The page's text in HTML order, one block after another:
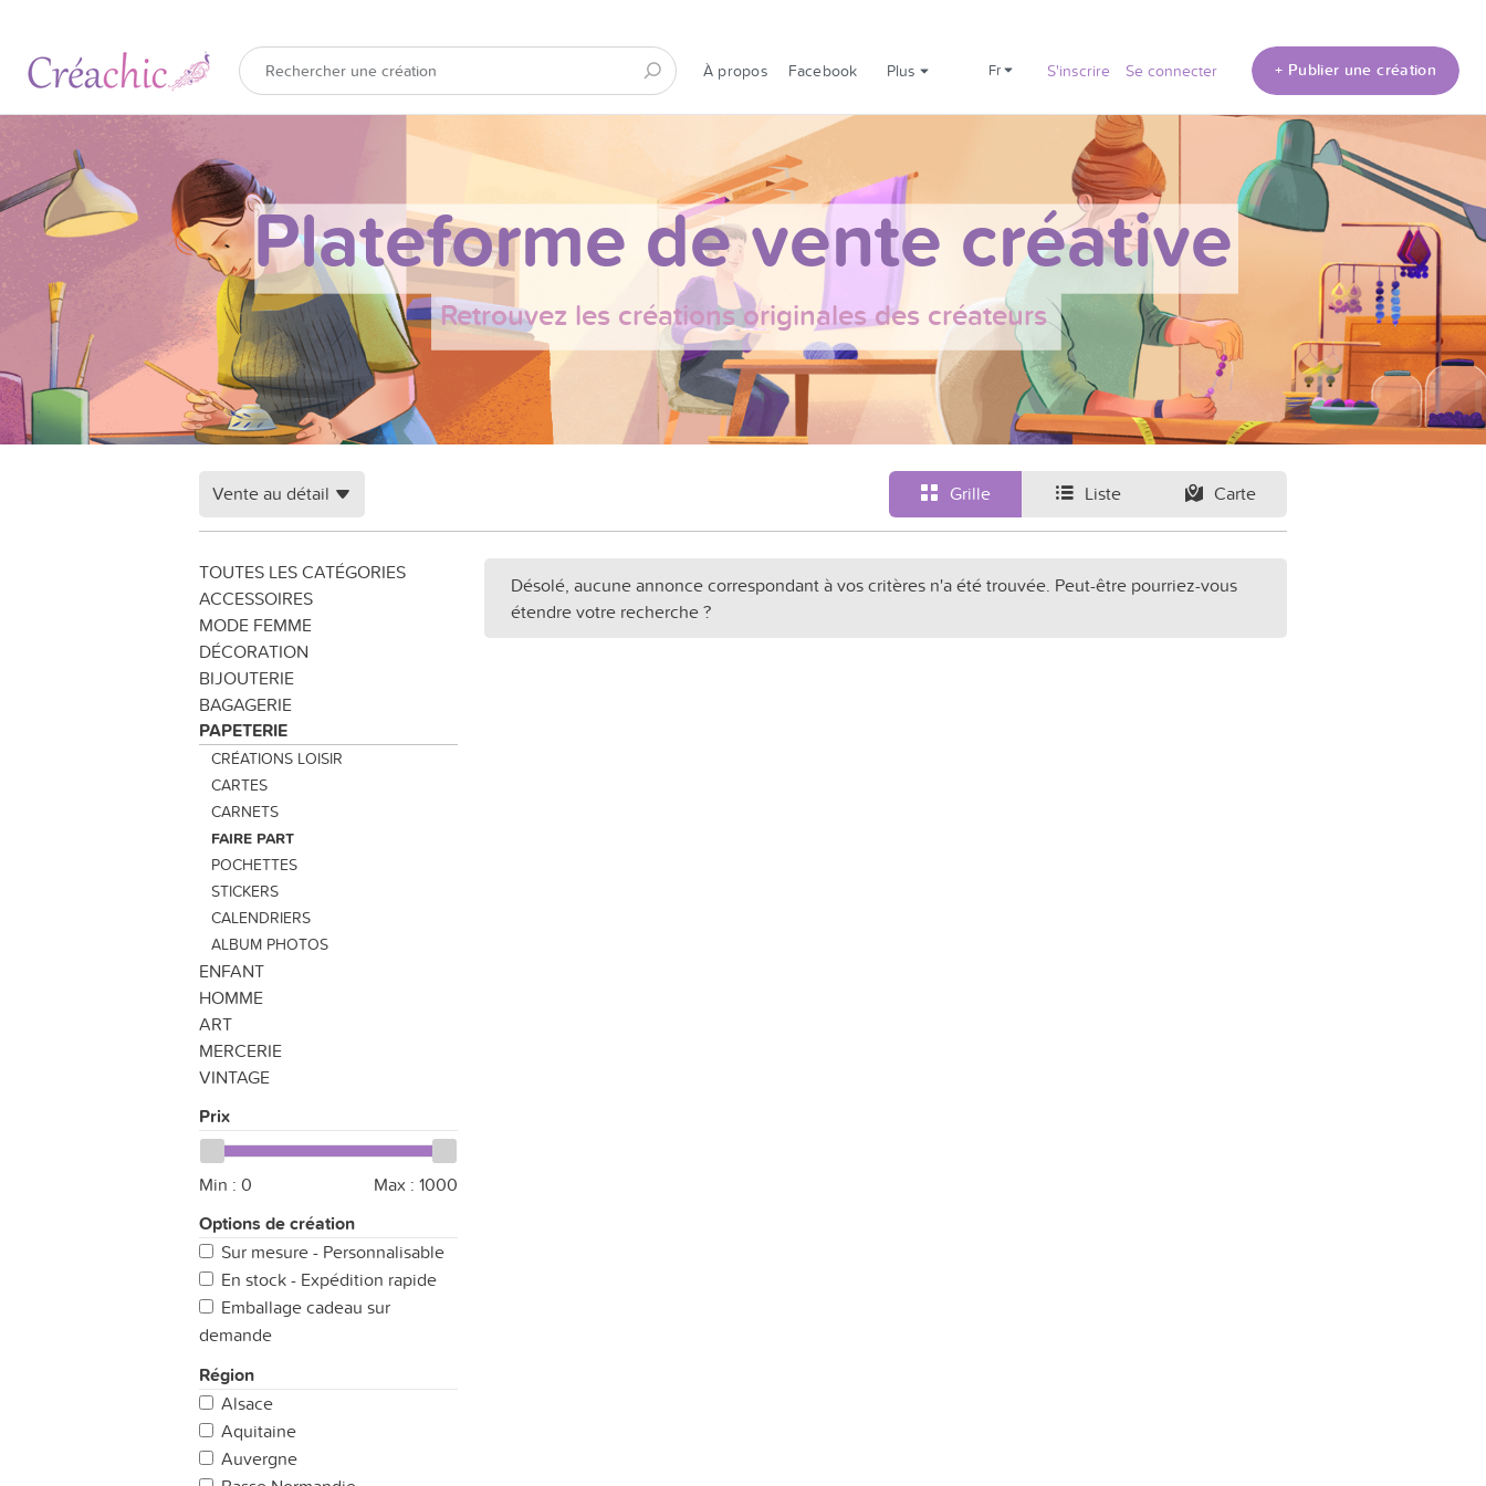
À propos Facebook Plus fr S'inscrire Se connecter + Publier une création
Plateforme de vente créative
Retrouvez les créations originales des créateurs
Grille Liste Carte
Vente au détail
TOUTES LES CATÉGORIES
ACCESSOIRES
MODE FEMME
DÉCORATION
BIJOUTERIE
BAGAGERIE
PAPETERIE
CRÉATIONS LOISIR
CARTES
CARNETS
FAIRE PART
POCHETTES
STICKERS
CALENDRIERS
ALBUM PHOTOS
ENFANT
HOMME
ART
MERCERIE
VINTAGE
Prix
Min : 0 Max : 1000
Options de création
Sur mesure - Personnalisable
En stock - Expédition rapide
Emballage cadeau sur
demande
Région
Alsace
Aquitaine
Auvergne
Désolé, aucune annonce correspondant à vos critères n'a été trouvée. Peut-être pourriez-vous
étendre votre recherche ?